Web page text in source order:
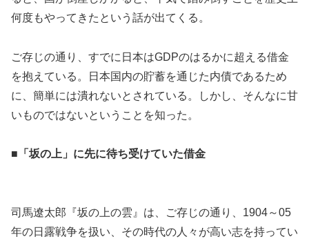
何度もやってきたという話が出てくる。
ご存じの通り、すでに日本はGDPのはるかに超える借金
を抱えている。日本国内の貯蓄を通じた内債であるため
に、簡単には潰れないとされている。しかし、そんなに甘
いものではないということを知った。
■「坂の上」に先に待ち受けていた借金
司馬遼太郎『坂の上の雲』は、ご存じの通り、1904～05
年の日露戦争を扱い、その時代の人々が高い志を持ってい